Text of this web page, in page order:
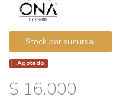
Stock por sucursal
Agotado.
$ 16.000